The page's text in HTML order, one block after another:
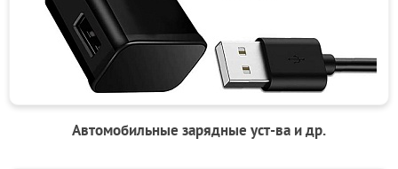
Автомобильные зарядные уст-ва и др.